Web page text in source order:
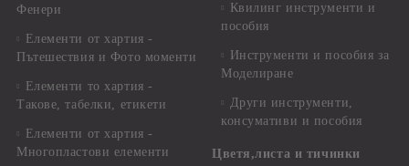
Фенери
Елементи от хартия -
Пътешествия и Фото моменти
Елементи то хартия -
Такове, табелки, етикети
Елементи от хартия -
Многопластови елементи
Квилинг инструменти и
пособия
Инструменти и пособия за
Моделиране
Други инструменти,
консумативи и пособия
Цветя,листа и тичинки